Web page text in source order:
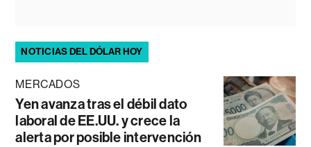
NOTICIAS DEL DÓLAR HOY
MERCADOS
Yen avanza tras el débil dato
laboral de EE.UU. y crece la
alerta por posible intervención